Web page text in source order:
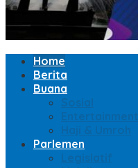
Home
Berita
Buana
Sosial
Entertainment
Haji & Umroh
Parlemen
Legislatif